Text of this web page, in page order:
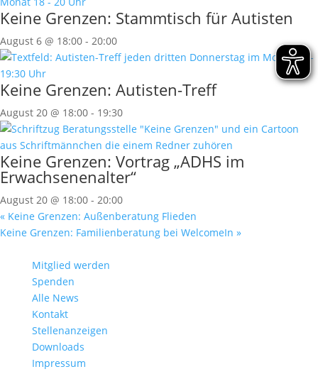
Keine Grenzen: Stammtisch für Autisten
August 6 @ 18:00 - 20:00
Keine Grenzen: Autisten-Treff
August 20 @ 18:00 - 19:30
Keine Grenzen: Vortrag „ADHS im
Erwachsenenalter“
August 20 @ 18:00 - 20:00
« Keine Grenzen: Außenberatung Flieden
Keine Grenzen: Familienberatung bei WelcomeIn »
Mitglied werden
Spenden
Alle News
Kontakt
Stellenanzeigen
Downloads
Impressum